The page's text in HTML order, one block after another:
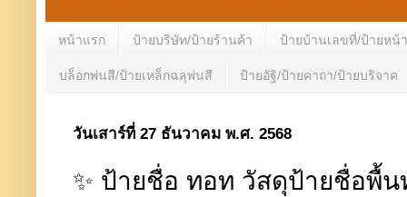
หน้าแรก ป้ายบริษัท/ป้ายร้านค้า ป้ายบ้านเลขที่/ป้ายหน้
บล็อกพ่นสี/ป้ายเหล็กฉลุพ่นสี ป้ายอัฐิ/ป้ายคาถา/ป้ายบริจาค
วันเสาร์ที่ 27 ธันวาคม พ.ศ. 2568
✨ ป้ายชื่อ ทอท วัสดุป้ายชื่อพื้น